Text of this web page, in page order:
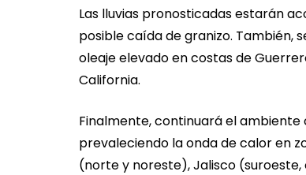
Las lluvias pronosticadas estarán
posible caída de granizo. También,
oleaje elevado en costas de
California.
Finalmente, continuará el
prevaleciendo la onda de calor en
(norte y noreste), Jalisco